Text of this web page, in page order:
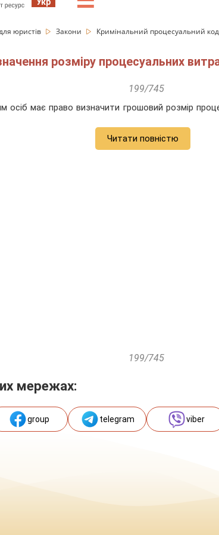
юристів Закони Кримінальний процесуальний
розміру процесуальних
199/745
осіб має право визначити грошовий розмір
Читати повністю
199/745
мережах:
group telegram viber